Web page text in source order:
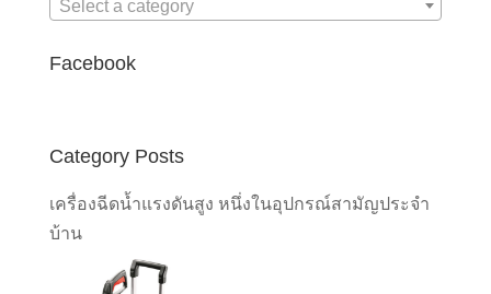
Select a category
Facebook
Category Posts
เครื่องฉีดน้ำแรงดันสูง หนึ่งในอุปกรณ์สามัญประจำ
บ้าน